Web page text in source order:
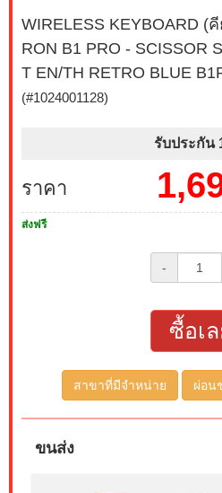
WIRELESS KEYBOARD (
RON B1 PRO - SCISSOR
T EN/TH RETRO BLUE
(#1024001128)
รับประกัน
ราคา
ส่งฟรี
-
ซื้อเ
สาขาที่มีจำหน่าย ผ่อน
ขนส่ง